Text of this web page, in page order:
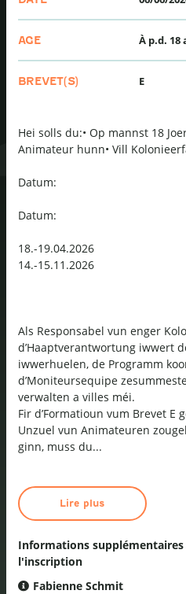
AGE À p.d. 18
BREVET(S) E
Hei solls du:• Op mannst 18
Animateur hunn• Vill
Datum:
Datum:
18.-19.04.2026
14.-15.11.2026
Als Responsabel vun enger
d’Haaptverantwortung iwwert
iwwerhuelen, de Programm
d’Moniteursequipe
verwalten a villes méi.
Fir d’Formatioun vum Brevet
Unzuel vun Animateuren
ginn, muss du...
Lire plus
Informations
l'inscription
Fabienne Schmit